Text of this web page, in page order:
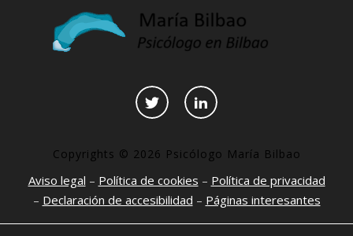
Copyrights © 2026 Psicólogo María Bilbao
Aviso legal – Política de cookies – Política de privacidad
– Declaración de accesibilidad – Páginas interesantes